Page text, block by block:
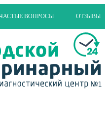
ВОПРОСЫ ОТЗЫВЫ